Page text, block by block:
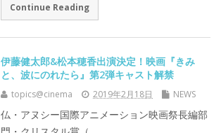
Continue Reading
伊藤健太郎&松本穂香出演決定！映画『きみ
と、波にのれたら』第2弾キャスト解禁
topics@cinema 2019年2月18日 NEWS
仏・アヌシー国際アニメーション映画祭長編部